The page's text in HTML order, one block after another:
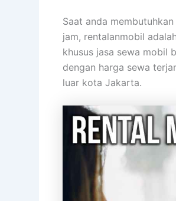
Saat anda
jam, rentalanmobil
khusus jasa sewa mobil
dengan harga sewa
luar kota Jakarta.